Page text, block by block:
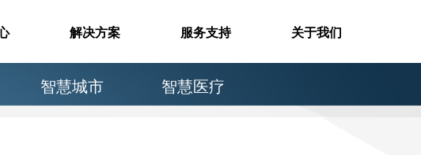
解决方案 服务支持 关于我们
智慧城市 智慧医疗